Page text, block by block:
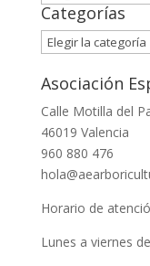
Categorías
Categorías
Asociación
Calle Motilla del
46019 Valencia
960 880 476
Horario de
Lunes a viernes